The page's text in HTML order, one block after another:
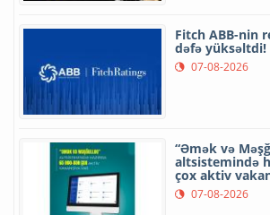
Fitch ABB-nin
dəfə yüksəltdi!
07-08-2026
“Əmək və
altsistemində
çox aktiv
07-08-2026